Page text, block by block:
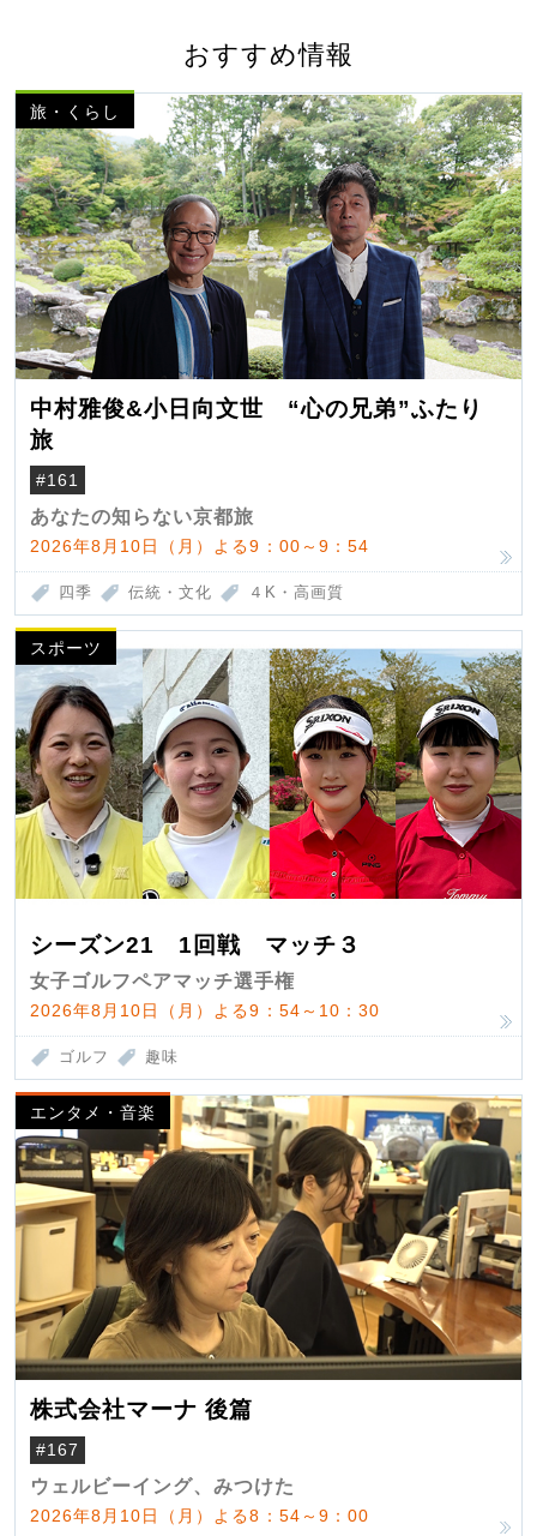
おすすめ情報
旅・くらし
中村雅俊&小日向文世 “心の兄弟”ふたり
旅
#161
あなたの知らない京都旅
2026年8月10日（月）よる9：00～9：54
四季 伝統・文化 ４K・高画質
スポーツ
シーズン21 1回戦 マッチ３
女子ゴルフペアマッチ選手権
2026年8月10日（月）よる9：54～10：30
ゴルフ 趣味
エンタメ・音楽
株式会社マーナ 後篇
#167
ウェルビーイング、みつけた
2026年8月10日（月）よる8：54～9：00